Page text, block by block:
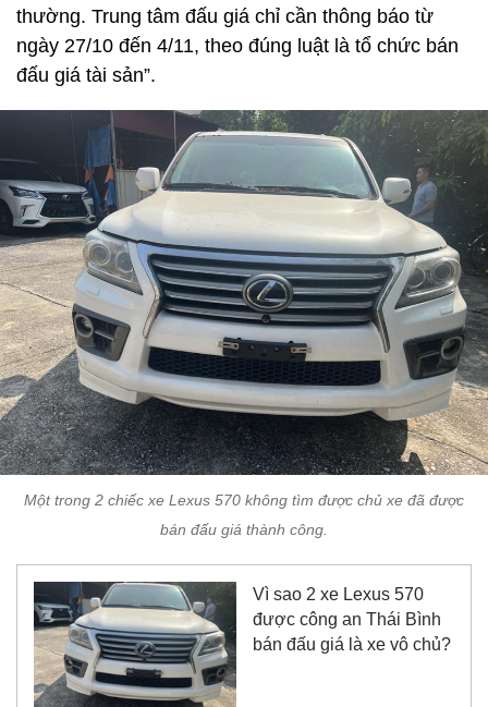
thường. Trung tâm đấu giá chỉ cần thông báo từ
ngày 27/10 đến 4/11, theo đúng luật là tổ chức bán
đấu giá tài sản”.
Một trong 2 chiếc xe Lexus 570 không tìm được chủ xe đã được
bán đấu giá thành công.
Vì sao 2 xe Lexus 570
được công an Thái Bình
bán đấu giá là xe vô chủ?